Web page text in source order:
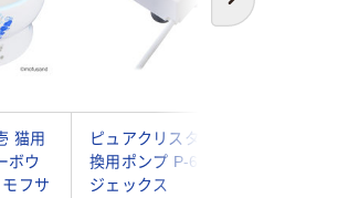
次へ
猫用
ボウ
フサ
ピュアクリスタル 交
換用ポンプ P-6 1個
ジェックス